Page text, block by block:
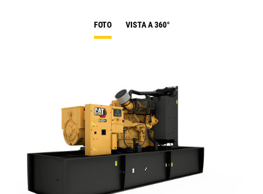
FOTO VISTA A 360°